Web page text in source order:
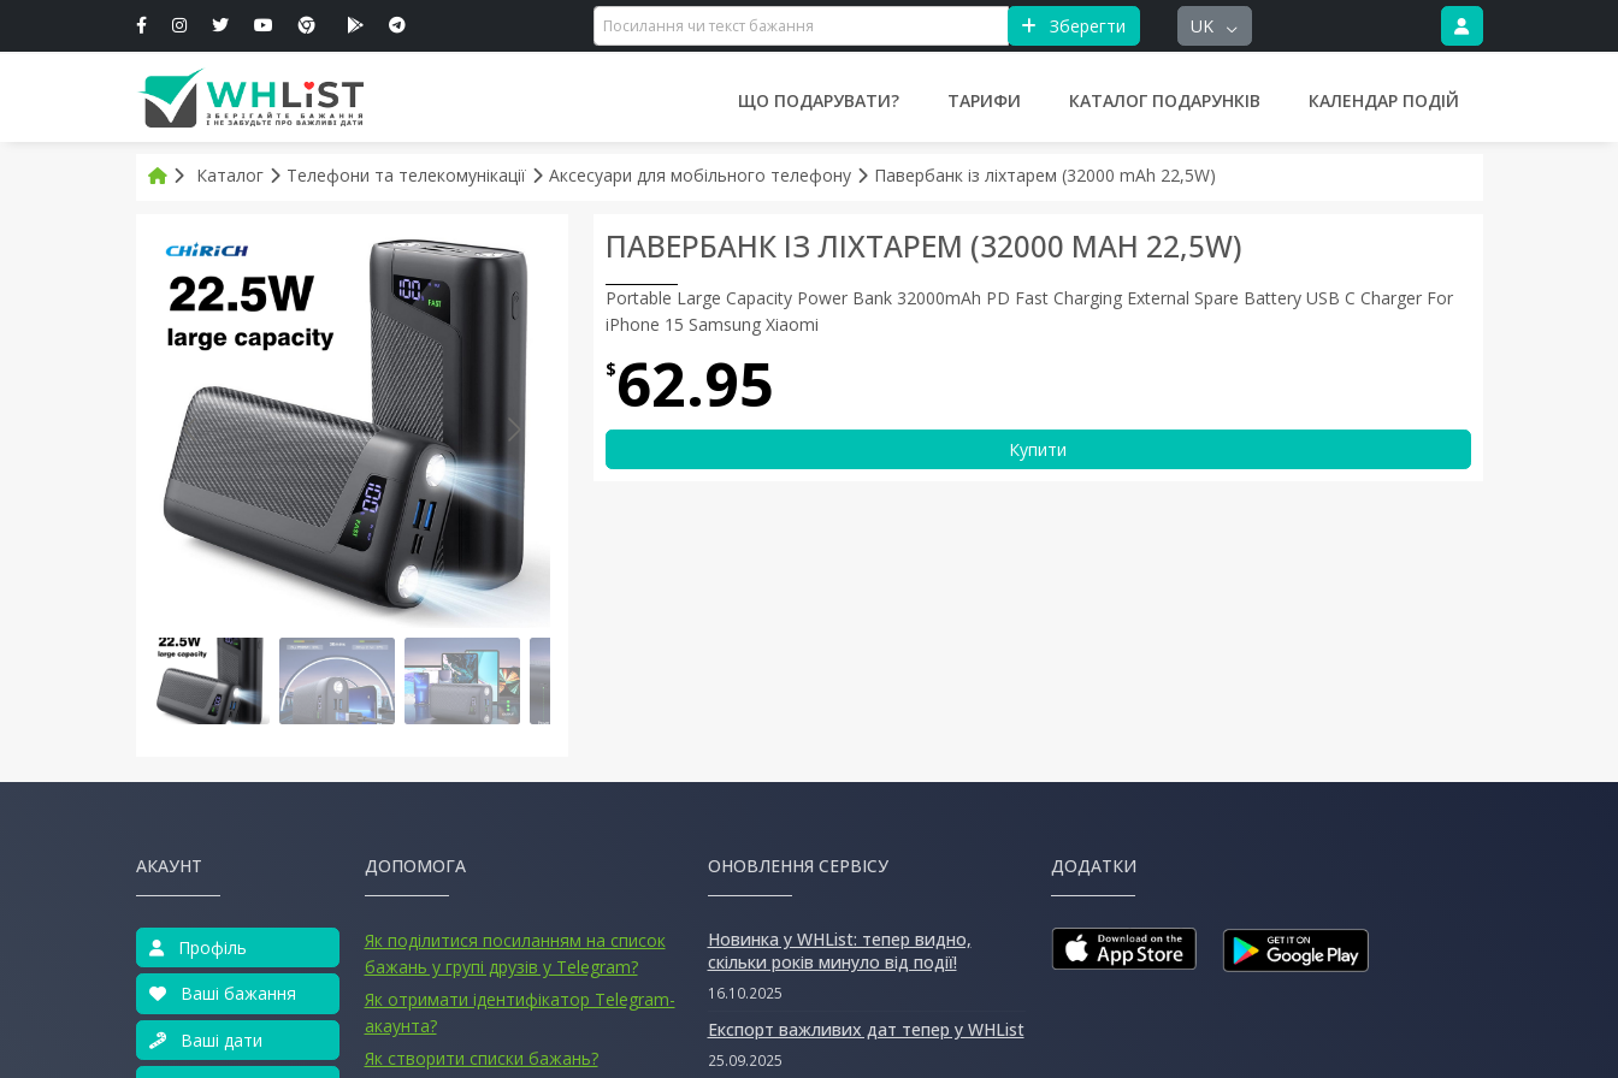
Зберегти UK
ЩО ПОДАРУВАТИ? ТАРИФИ КАТАЛОГ ПОДАРУНКІВ КАЛЕНДАР ПОДІЙ
Каталог Телефони та телекомунікації Аксесуари для мобільного телефону Павербанк із ліхтарем (32000 mAh 22,5W)
ПАВЕРБАНК ІЗ ЛІХТАРЕМ (32000 MAH 22,5W)
Portable Large Capacity Power Bank 32000mAh PD Fast Charging External Spare Battery USB C Charger For
iPhone 15 Samsung Xiaomi
$62.95
Купити
АКАУНТ
Профіль
Ваші бажання
Ваші дати
ДОПОМОГА
Як поділитися посиланням на список
бажань у групі друзів у Telegram?
Як отримати ідентифікатор Telegram-
акаунта?
Як створити списки бажань?
ОНОВЛЕННЯ СЕРВІСУ
Новинка у WHList: тепер видно,
скільки років минуло від події!
16.10.2025
Експорт важливих дат тепер у WHList
25.09.2025
ДОДАТКИ